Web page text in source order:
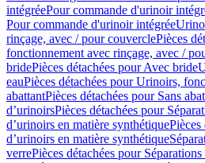
intégréePour commande d'urinoir
Pour commande d'urinoir intégrée
rinçage, avec / pour couverclePièces
fonctionnement avec rinçage, avec /
bridePièces détachées pour Avec bride
eauPièces détachées pour Urinoirs,
abattantPièces détachées pour Sans
d’urinoirsPièces détachées pour
d’urinoirs en matière synthétiquePièces
d’urinoirs en matière synthétique
verrePièces détachées pour